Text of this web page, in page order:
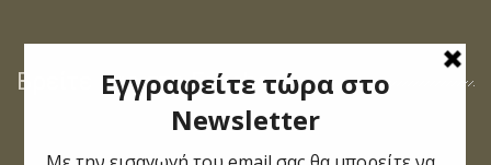
Βρείτε μας στο Facebook